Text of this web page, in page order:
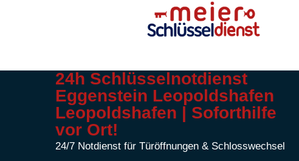
24h Schlüsselnotdienst
Eggenstein Leopoldshafen
Leopoldshafen | Soforthilfe
vor Ort!
24/7 Notdienst für Türöffnungen & Schlosswechsel